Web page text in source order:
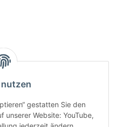
gestatten Sie den
unserer Website: YouTube,